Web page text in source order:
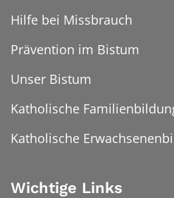
Hilfe bei Missbrauch
Prävention im Bistum
Unser Bistum
Katholische
Katholische
Wichtige Links